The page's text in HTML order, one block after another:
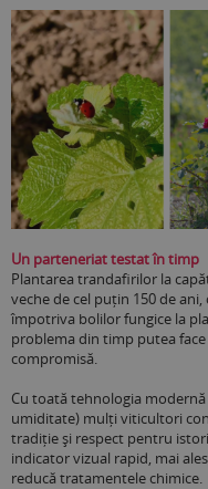
Un parteneriat testat în timp
Plantarea trandafirilor la
veche de cel puțin 150 de
împotriva bolilor fungice la
problema din timp putea
compromisă.
Cu toată tehnologia
umiditate) mulți viticultori
tradiție și respect pentru
indicator vizual rapid, mai
reducă tratamentele chimice.